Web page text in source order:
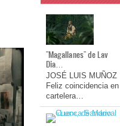
"Magallanes" de Lav
Dia…
JOSÉ LUIS MUÑOZ
Feliz coincidencia en
cartelera…